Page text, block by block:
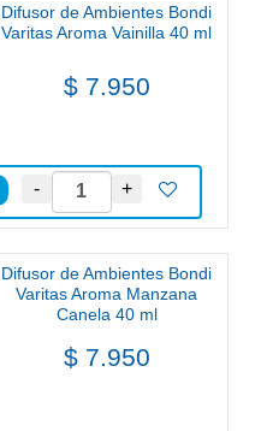
Difusor de Ambientes Bondi
Varitas Aroma Vainilla 40 ml
$ 7.950
Difusor de Ambientes Bondi
Varitas Aroma Manzana
Canela 40 ml
$ 7.950